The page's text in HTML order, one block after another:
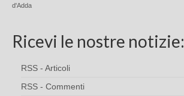
d'Adda
Ricevi le nostre notizie:
RSS - Articoli
RSS - Commenti